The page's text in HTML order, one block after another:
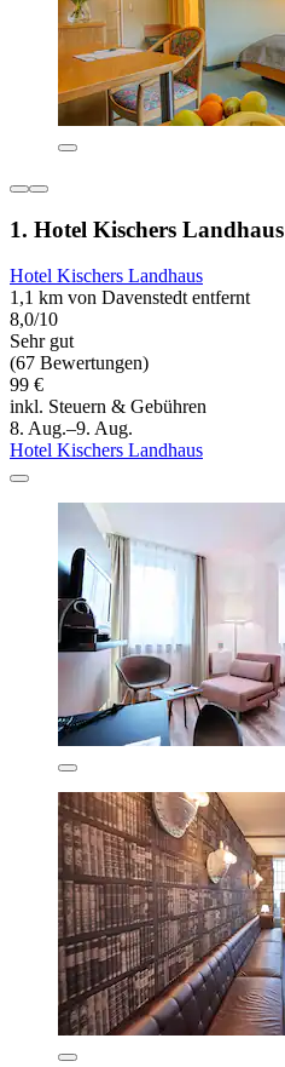
1. Hotel Kischers Landhaus
Hotel Kischers Landhaus
1,1 km von Davenstedt entfernt
8,0/10
Sehr gut
(67 Bewertungen)
99 €
inkl. Steuern & Gebühren
8. Aug.–9. Aug.
Hotel Kischers Landhaus